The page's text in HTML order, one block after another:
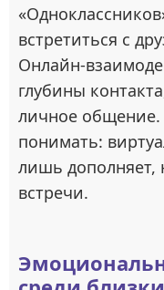
встретиться с
Онлайн-
глубины
личное
понимать:
лишь дополняет,
встречи.